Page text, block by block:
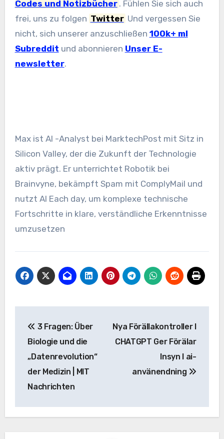
Codes und Notizbücher . Fühlen Sie sich auch
frei, uns zu folgen Twitter Und vergessen Sie
nicht, sich unserer anzuschließen 100k+ ml
Subreddit und abonnieren Unser E-
newsletter.
Max ist AI -Analyst bei MarktechPost mit Sitz in
Silicon Valley, der die Zukunft der Technologie
aktiv prägt. Er unterrichtet Robotik bei
Brainvyne, bekämpft Spam mit ComplyMail und
nutzt AI Each day, um komplexe technische
Fortschritte in klare, verständliche Erkenntnisse
umzusetzen
Navigation
3 Fragen: Über
Biologie und die
„Datenrevolution“
der Medizin | MIT
Nachrichten
Nya Förällakontroller I
CHATGPT Ger Förälar
Insyn I ai-
använendning